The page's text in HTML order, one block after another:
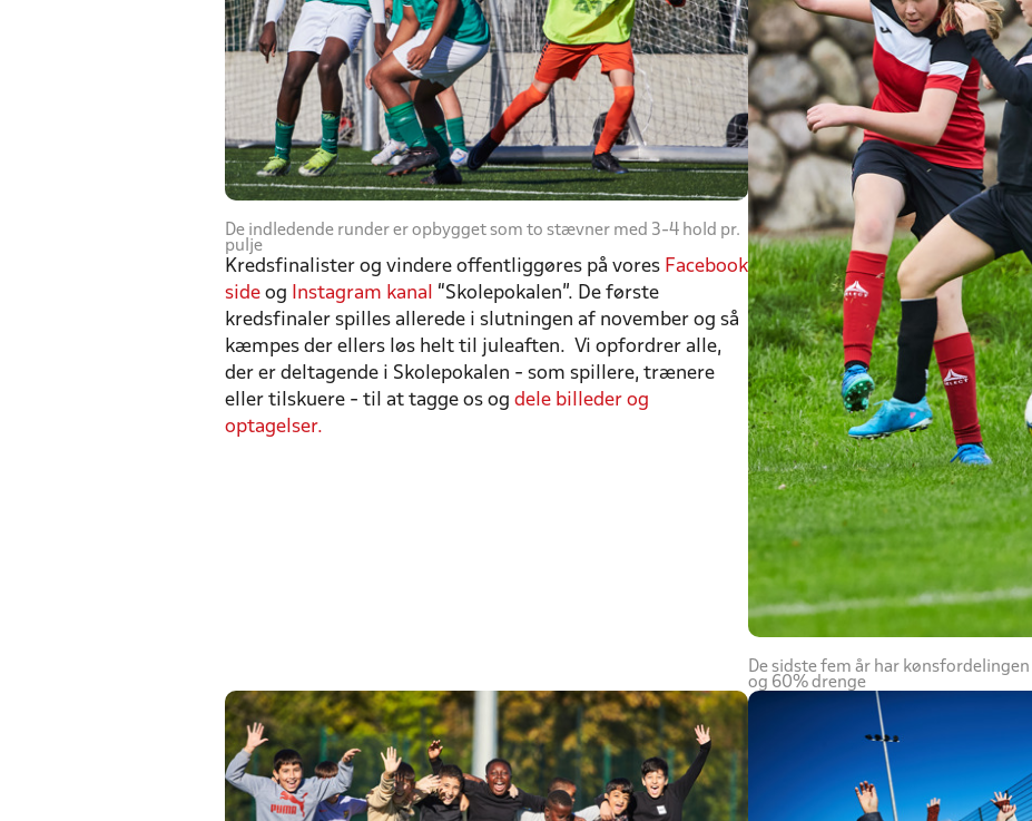
De indledende runder er opbygget som to stævner med 3-4 hold pr.
pulje
Kredsfinalister og vindere offentliggøres på vores Facebook
side og Instagram kanal “Skolepokalen”. De første
kredsfinaler spilles allerede i slutningen af november og så
kæmpes der ellers løs helt til juleaften. Vi opfordrer alle,
der er deltagende i Skolepokalen - som spillere, trænere
eller tilskuere - til at tagge os og dele billeder og
optagelser.
De sidste fem år har
og 60% drenge